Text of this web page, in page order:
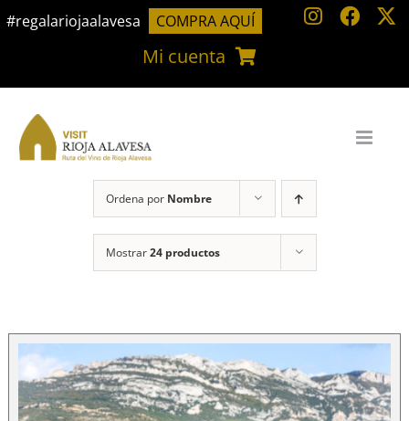
Saltar
#regalariojaalavesa COMPRA AQUÍ
Mi cuenta
Ordena por Nombre
Mostrar24 productos